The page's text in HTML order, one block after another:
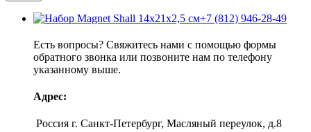
+7 (812) 946-28-49
Есть вопросы? Свяжитесь нами с помощью формы
обратного звонка или позвоните нам по телефону
указанному выше.
Адрес:
Россия г. Санкт-Петербург, Масляный переулок, д.8